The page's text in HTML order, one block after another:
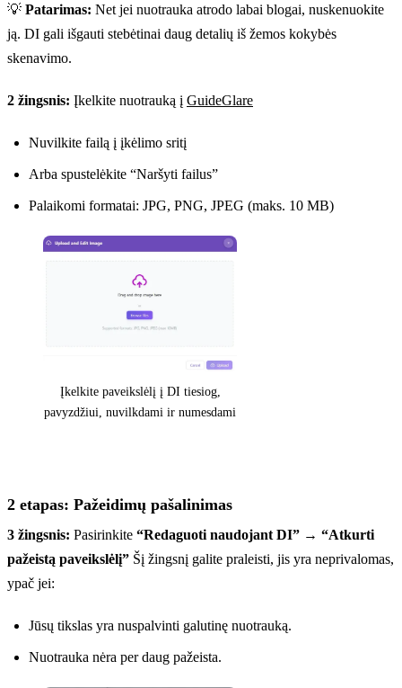
💡 Patarimas: Net jei nuotrauka atrodo labai blogai, nuskenuokite
ją. DI gali išgauti stebėtinai daug detalių iš žemos kokybės
skenavimo.
2 žingsnis: Įkelkite nuotrauką į GuideGlare
Nuvilkite failą į įkėlimo sritį
Arba spustelėkite “Naršyti failus”
Palaikomi formatai: JPG, PNG, JPEG (maks. 10 MB)
Įkelkite paveikslėlį į DI tiesiog,
pavyzdžiui, nuvilkdami ir numesdami
2 etapas: Pažeidimų pašalinimas
3 žingsnis: Pasirinkite “Redaguoti naudojant DI” → “Atkurti
pažeistą paveikslėlį” Šį žingsnį galite praleisti, jis yra neprivalomas,
ypač jei:
Jūsų tikslas yra nuspalvinti galutinę nuotrauką.
Nuotrauka nėra per daug pažeista.